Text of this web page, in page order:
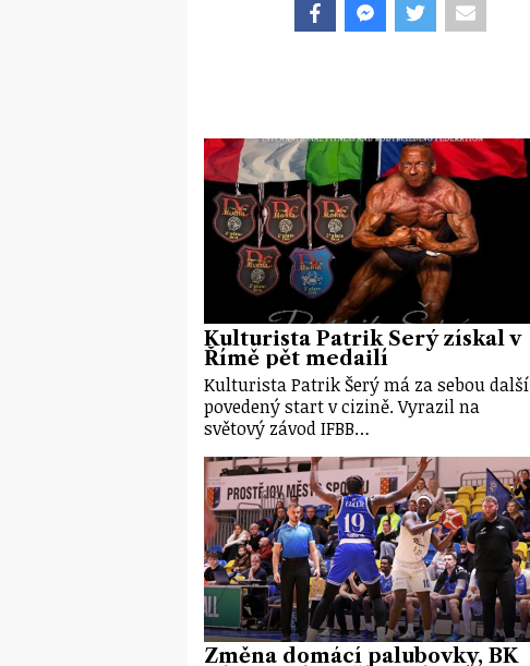
Kulturista Patrik Šerý získal v
Římě pět medailí
Kulturista Patrik Šerý má za sebou další
povedený start v cizině. Vyrazil na
světový závod IFBB…
Změna domácí palubovky, BK